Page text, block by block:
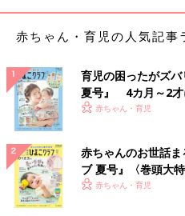
若い夫婦の間では「男子厨房に
ました。
分担率70:30の鉄板は夫＝「
の食器洗い」、妻＝それ以外
夫がやる家事で圧倒的に多かっ
「夜の食器洗い」でした。そし
が得意な家事をする」「相手が
赤ちゃん・育児の人気記事
育児の困ったがズ
夏号』 4カ月～2才
いっぱい！
赤ちゃん・育児
赤ちゃんのお世話
ブ 夏号』〈巻頭大
く！ おっぱい・ミ
赤ちゃん・育児